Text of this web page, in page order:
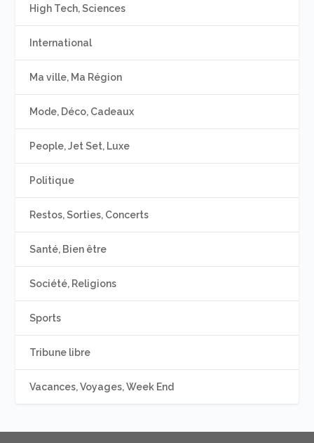
High Tech, Sciences
International
Ma ville, Ma Région
Mode, Déco, Cadeaux
People, Jet Set, Luxe
Politique
Restos, Sorties, Concerts
Santé, Bien être
Société, Religions
Sports
Tribune libre
Vacances, Voyages, Week End